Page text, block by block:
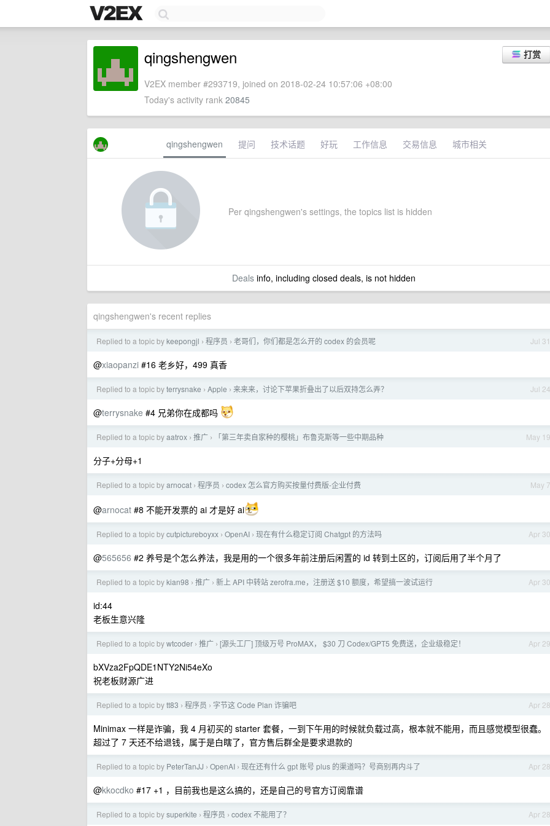
打赏
qingshengwen
V2EX member #293719, joined on 2018-02-24 10:57:06 +08:00
Today's activity rank 20845
qingshengwen 提问 技术话题 好玩 工作信息 交易信息 城市相关
Per qingshengwen's settings, the topics list is hidden
Dealsinfo, including closed deals, is not hidden
qingshengwen's recent replies
Jul 31
Replied to a topic bykeepongjl › 程序员 › 老哥们，你们都是怎么开的 codex 的会员呢
@xiaopanzi #16 老乡好，499 真香
Jul 24
Replied to a topic byterrysnake › Apple › 来来来，讨论下苹果折叠出了以后双持怎么弄？
@terrysnake #4 兄弟你在成都吗
May 19
Replied to a topic byaatrox › 推广 › 「第三年卖自家种的樱桃」布鲁克斯等一些中期品种
分子+分母+1
May 7
Replied to a topic byarnocat › 程序员 › codex 怎么官方购买按量付费版-企业付费
@arnocat #8 不能开发票的 ai 才是好 ai
Apr 30
Replied to a topic bycutpictureboyxx › OpenAI › 现在有什么稳定订阅 Chatgpt 的方法吗
@565656 #2 养号是个怎么养法，我是用的一个很多年前注册后闲置的 id 转到土区的，订阅后用了半个月了
Apr 30
Replied to a topic bykian98 › 推广 › 新上 API 中转站 zerofra.me，注册送 $10 额度，希望搞一波试运行
id:44
老板生意兴隆
Apr 29
Replied to a topic bywtcoder › 推广 › [源头工厂] 顶级万号 ProMAX， $30 刀 Codex/GPT5 免费送，企业级稳定！
bXVza2FpQDE1NTY2Ni54eXo
祝老板财源广进
Apr 28
Replied to a topic bytt83 › 程序员 › 字节这 Code Plan 诈骗吧
Minimax 一样是诈骗，我 4 月初买的 starter 套餐，一到下午用的时候就负载过高，根本就不能用，而且感觉模型很蠢。
超过了 7 天还不给退钱，属于是白瞎了，官方售后群全是要求退款的
Apr 28
Replied to a topic by PeterTanJJ › OpenAI › 现在还有什么 gpt 账号 plus 的渠道吗？号商别再内斗了
@kkocdko #17 +1 ，目前我也是这么搞的，还是自己的号官方订阅靠谱
Apr 28
Replied to a topic bysuperkite › 程序员 › codex 不能用了？